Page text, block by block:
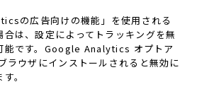
の広告向けの機能」を使用される
合は、設定によってトラッキングを無
能です。Google Analytics オプトア
ラウザにインストールされると無効に
。